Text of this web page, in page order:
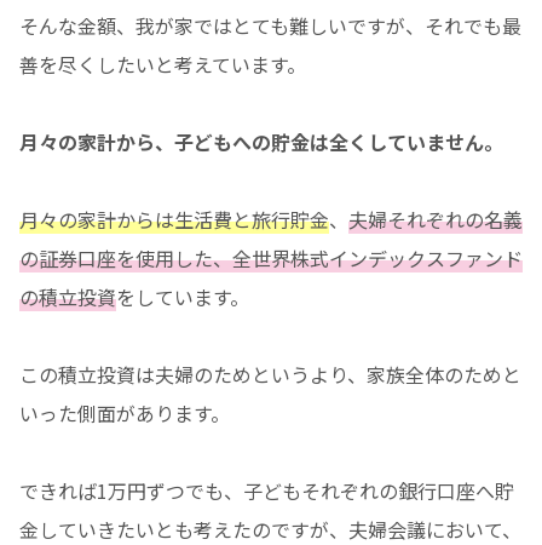
そんな金額、我が家ではとても難しいですが、それでも最
善を尽くしたいと考えています。
月々の家計から、子どもへの貯金は全くしていません。
月々の家計からは生活費と旅行貯金、 夫婦それぞれの名義
の証券口座を使用した、全世界株式インデックスファンド
の積立投資をしています。
この積立投資は夫婦のためというより、家族全体のためと
いった側面があります。
できれば1万円ずつでも、子どもそれぞれの銀行口座へ貯
金していきたいとも考えたのですが、夫婦会議において、